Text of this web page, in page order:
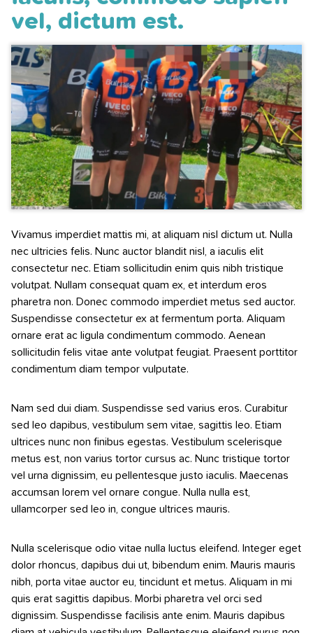
vel, dictum est.
Vivamus imperdiet mattis mi, at aliquam nisl dictum ut. Nulla
nec ultricies felis. Nunc auctor blandit nisl, a iaculis elit
consectetur nec. Etiam sollicitudin enim quis nibh tristique
volutpat. Nullam consequat quam ex, et interdum eros
pharetra non. Donec commodo imperdiet metus sed auctor.
Suspendisse consectetur ex at fermentum porta. Aliquam
ornare erat ac ligula condimentum commodo. Aenean
sollicitudin felis vitae ante volutpat feugiat. Praesent porttitor
condimentum diam tempor vulputate.
Nam sed dui diam. Suspendisse sed varius eros. Curabitur
sed leo dapibus, vestibulum sem vitae, sagittis leo. Etiam
ultrices nunc non finibus egestas. Vestibulum scelerisque
metus est, non varius tortor cursus ac. Nunc tristique tortor
vel urna dignissim, eu pellentesque justo iaculis. Maecenas
accumsan lorem vel ornare congue. Nulla nulla est,
ullamcorper sed leo in, congue ultrices mauris.
Nulla scelerisque odio vitae nulla luctus eleifend. Integer eget
dolor rhoncus, dapibus dui ut, bibendum enim. Mauris mauris
nibh, porta vitae auctor eu, tincidunt et metus. Aliquam in mi
quis erat sagittis dapibus. Morbi pharetra vel orci sed
dignissim. Suspendisse facilisis ante enim. Mauris dapibus